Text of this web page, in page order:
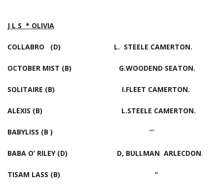
J L S * OLIVIA
COLLABRO (D) L. STEELE CAMERTON.
OCTOBER MIST (B) G.WOODEND SEATON.
SOLITAIRE (B) I.FLEET CAMERTON.
ALEXIS (B) L.STEELE CAMERTON.
BABYLISS (B ) “”
BABA O’ RILEY (D) D, BULLMAN ARLECDON.
TISAM LASS (B) “